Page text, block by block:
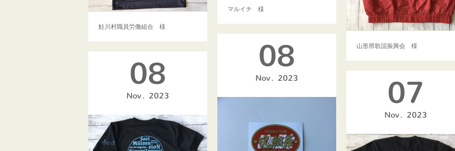
鮭川村職員労働組合 様
マルイチ 様
山形県歌謡振興会 様
08
Nov 2023
08
Nov 2023 07
Nov 2023